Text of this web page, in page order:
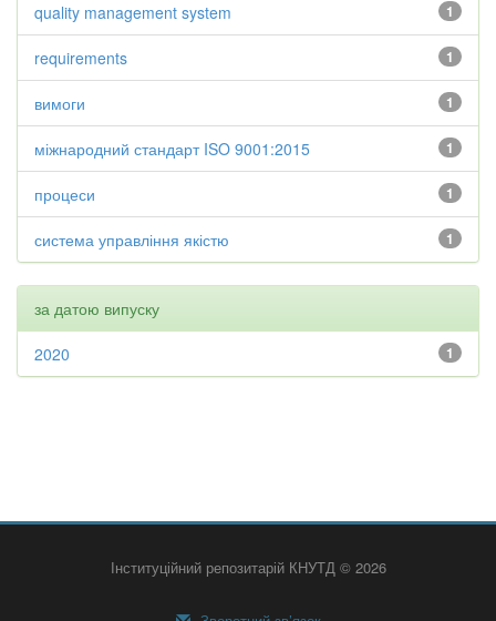
1
quality management system
1
requirements
1
вимоги
1
міжнародний стандарт ISO 9001:2015
1
процеси
1
система управління якістю
за датою випуску
1
2020
Інституційний репозитарій КНУТД © 2026